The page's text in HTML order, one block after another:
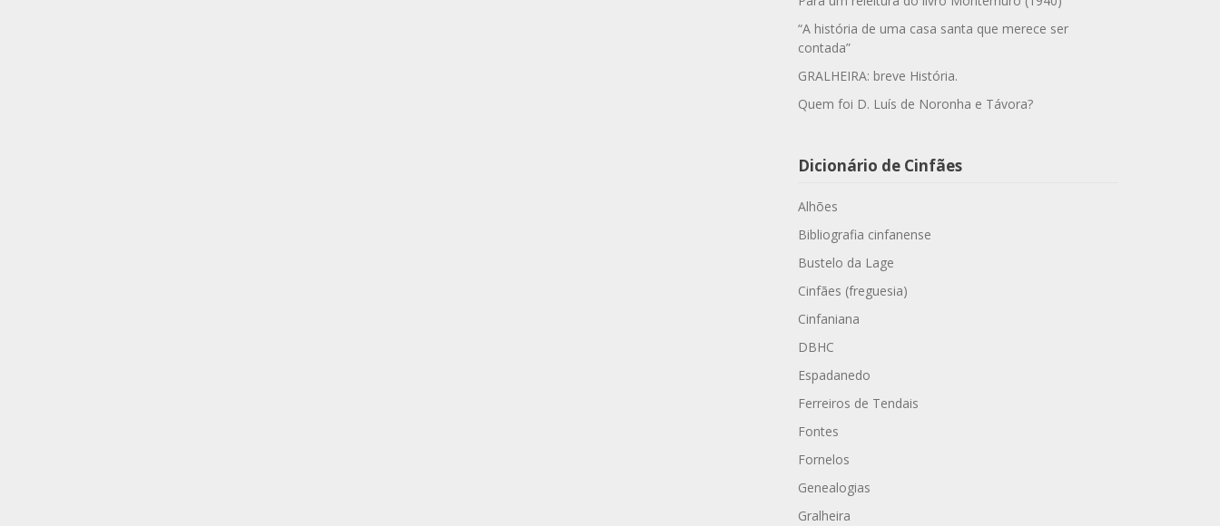
“A história de uma casa santa que merece ser
contada”
GRALHEIRA: breve História.
Quem foi D. Luís de Noronha e Távora?
Dicionário de Cinfães
Alhões
Bibliografia cinfanense
Bustelo da Lage
Cinfães (freguesia)
Cinfaniana
DBHC
Espadanedo
Ferreiros de Tendais
Fontes
Fornelos
Genealogias
Gralheira